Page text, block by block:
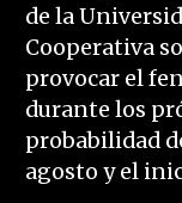
de la
Cooperativa
provocar el
durante los
probabilidad
agosto y el